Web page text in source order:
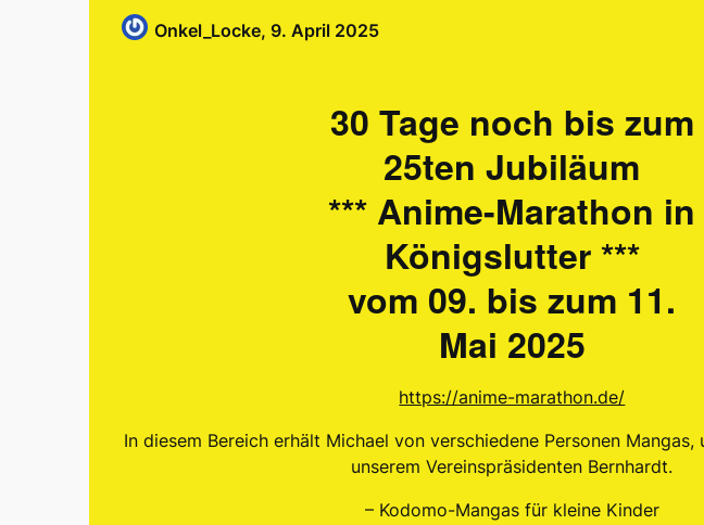
Onkel_Locke, 9. April 2025
30 Tage noch bis zum
25ten Jubiläum
*** Anime-Marathon in
Königslutter ***
vom 09. bis zum 11.
Mai 2025
https://anime-marathon.de/
In diesem Bereich erhält Michael von verschiedene Personen
unserem Vereinspräsidenten Bernhardt.
– Kodomo-Mangas für kleine Kinder